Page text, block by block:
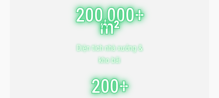
200,000+
m²
Diện tích nhà xưởng &
kho bãi
200+